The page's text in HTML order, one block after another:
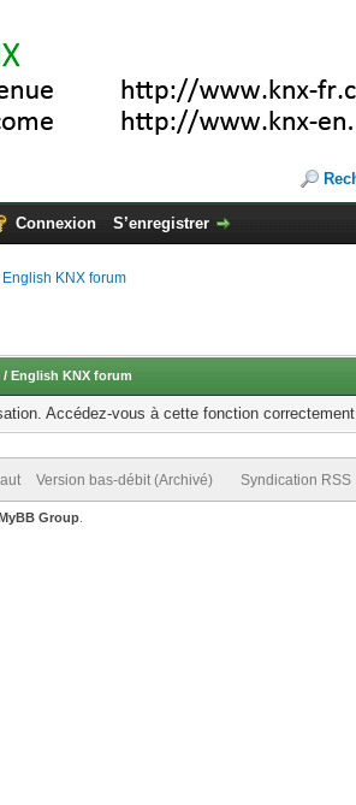
Connexion S’enregistrer
KNX forum
English KNX forum
Accédez-vous à cette fonction
Version bas-débit (Archivé) Syndication RSS
Group